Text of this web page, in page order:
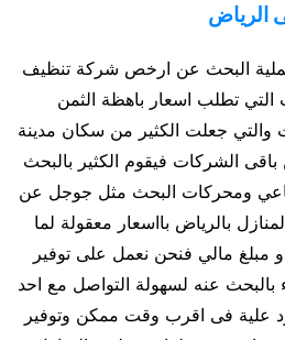
الرياض
عملية البحث عن ارخص شركة تنظيف
تطلب اسعار باهظة الثمن
والتي جعلت الكثير من سكان مدينة
الشركات فيقوم الكثير بالبحث
ومحركات البحث مثل جوجل عن
بالرياض بااسعار معقولة لما
مبلغ مالي فنحن نعمل على توفير
بالبحث عنه لسهولة التواصل مع احد
علية فى اقرب وقت ممكن وتوفير